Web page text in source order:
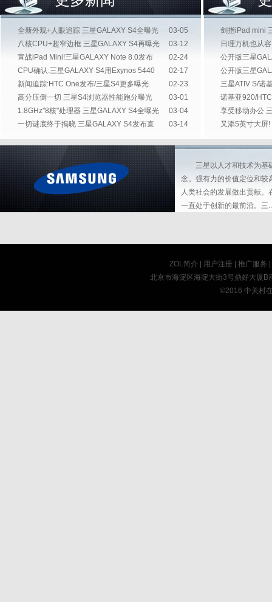
全新外观+人眼追踪 三星GALAXY S4全曝光
03-05
八核CPU+超窄边框 三星GALAXY S4再曝光
03-12
宣战iPad Mini!三星GALAXY Note 8.0发布
02-24
CPU确认:三星GALAXY S4用Exynos 5440
02-17
新闻追踪:HTC One发布/三星S4更多曝光
02-23
高分压倒一切 三星S4浏览器性能跑分曝光
03-01
1.8GHz"8核"处理器 三星GALAXY S4全曝光
03-04
一切谜底终于揭晓 三星GALAXY S4发布直
03-14
剑指iPad mini
日理万机也从
公开版三星
公开版三星
三星ATIV S/诺
诺基亚920/
享受移动办公
又添5英寸大屏
三星以人才和技术为基
念。强有力的价值定位和较
人类社会的发展做出贡献
一直处于创新的最前沿。三
ZOL简介 用户注册 推广服务
北京市海淀区海淀大街3号鼎好大厦
©2016 中关村